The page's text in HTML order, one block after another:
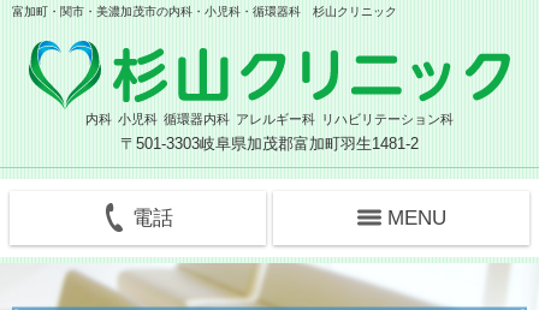
富加町・関市・美濃加茂市の内科・小児科・循環器科 杉山クリニック
内科 小児科 循環器内科 アレルギー科 リハビリテーション科
〒501-3303岐阜県加茂郡富加町羽生1481-2
MENU
電話